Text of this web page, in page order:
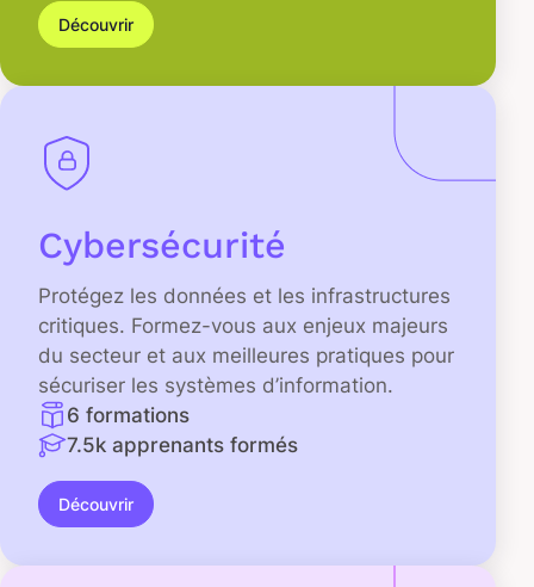
Découvrir
Cybersécurité
Protégez les données et les infrastructures
critiques. Formez-vous aux enjeux majeurs
du secteur et aux meilleures pratiques pour
sécuriser les systèmes d’information.
6 formations
7.5k apprenants formés
Découvrir